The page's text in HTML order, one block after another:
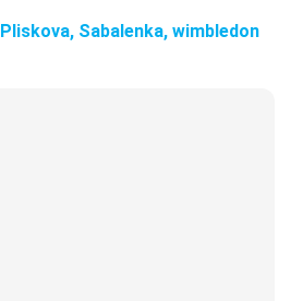
Pliskova, Sabalenka, wimbledon